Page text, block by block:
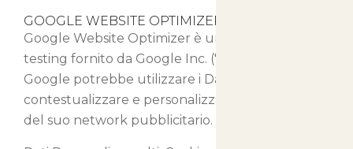
GOOGLE WEBSITE OPTIMIZER (GOOGLE INC.)
Google Website Optimizer è un servizio di A/B
testing fornito da Google Inc. ("Google").
Google potrebbe utilizzare i Dati Personali per
contestualizzare e personalizzare gli annunci
del suo network pubblicitario.